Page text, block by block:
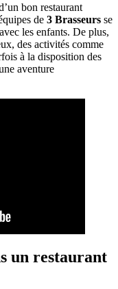
bon restaurant
de 3 Brasseurs se
les enfants. De plus,
des activités comme
à la disposition des
aventure
un restaurant